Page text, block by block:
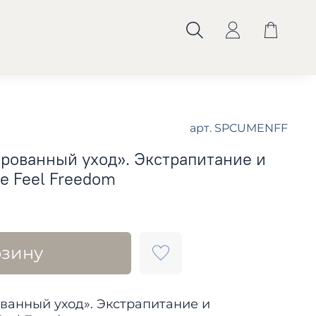
арт. SPCUMENFF
уход». Экстрапитание и
Feel Freedom
уход». Экстрапитание и